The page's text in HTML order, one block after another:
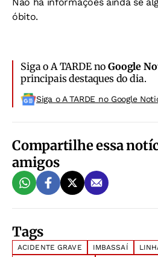
óbito.
Siga o A TARDE noGoogle
principais destaques do dia.
Siga o A TARDE no Google
Compartilhe essa
amigos
Tags
ACIDENTE GRAVE IMBASSAÍ